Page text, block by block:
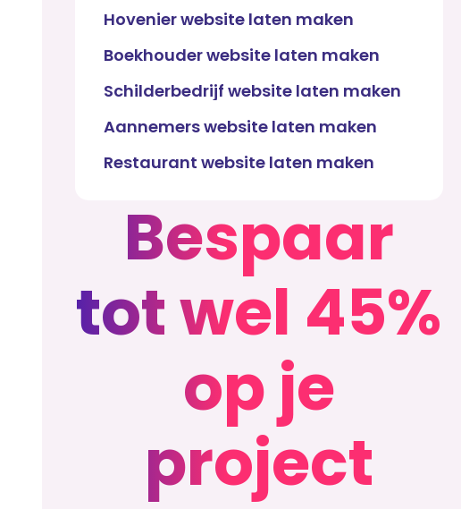
Hovenier website laten maken
Boekhouder website laten maken
Schilderbedrijf website laten maken
Aannemers website laten maken
Restaurant website laten maken
Bespaar
tot wel 45%
op je
project